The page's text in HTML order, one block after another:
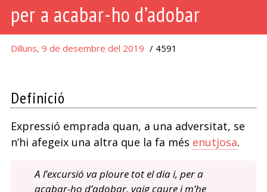
per a acabar-ho d’adobar
Dilluns, 9 de desembre del 2019 / 4591
Definició
Expressió emprada quan, a una adversitat, se
n’hi afegeix una altra que la fa més enutjosa.
A l’excursió va ploure tot el dia i, per a
acabar-ho d’adobar, vaig caure i m’he
acabat
el